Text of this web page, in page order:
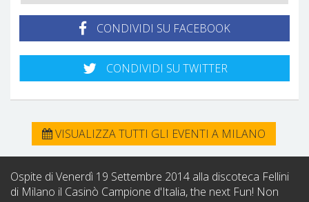
CONDIVIDI SU FACEBOOK
CONDIVIDI SU TWITTER
VISUALIZZA TUTTI GLI EVENTI A MILANO
Ospite di Venerdì 19 Settembre 2014 alla discoteca Fellini
di Milano il Casinò Campione d'Italia, the next Fun! Non